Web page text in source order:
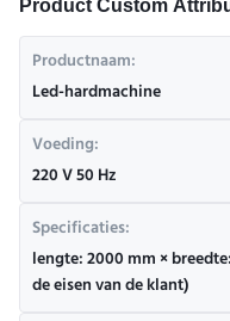
Product Custom
Productnaam:
Led-hardmachine
Voeding:
220 V 50 Hz
Specificaties:
lengte: 2000 mm ×
de eisen van de klant)